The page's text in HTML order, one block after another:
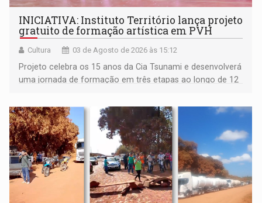
INICIATIVA: Instituto Território lança projeto
gratuito de formação artística em PVH
Cultura 03 de Agosto de 2026 às 15:12
Projeto celebra os 15 anos da Cia Tsunami e desenvolverá
uma jornada de formação em três etapas ao longo de 12